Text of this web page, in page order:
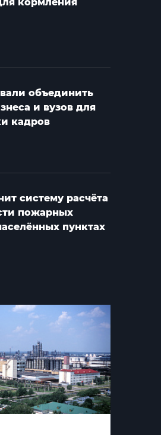
объединить
и вузов для
кадров
систему расчёта
пожарных
пунктах